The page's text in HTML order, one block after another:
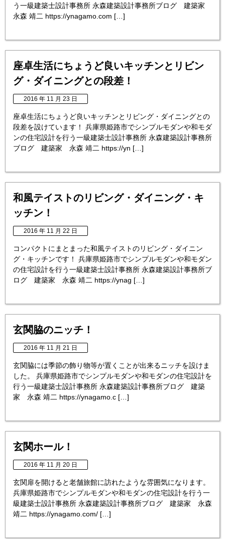
う一級建築士設計事務所 永森建築設計事務所ブログ 建築家
永森 靖二 https://ynagamo.com […]
座卓生活にちょうど良いキッチンとリビン
グ・ダイニングとの段差！
2016 年 11 月 23 日
座卓生活にちょうど良いキッチンとリビング・ダイニングとの
段差を設けています！ 兵庫県姫路市でシンプルモダンや和モダ
ンの住宅設計を行う一級建築士設計事務所 永森建築設計事務所
ブログ 建築家 永森 靖二 https://yn […]
和風テイストのリビング・ダイニング・キ
ッチン！
2016 年 11 月 22 日
コンパクトにまとまった和風テイストのリビング・ダイニン
グ・キッチンです！ 兵庫県姫路市でシンプルモダンや和モダン
の住宅設計を行う一級建築士設計事務所 永森建築設計事務所ブ
ログ 建築家 永森 靖二 https://ynag […]
玄関脇のニッチ！
2016 年 11 月 21 日
玄関脇には季節の飾り物等が置くことが出来るニッチを設けま
した。 兵庫県姫路市でシンプルモダンや和モダンの住宅設計を
行う一級建築士設計事務所 永森建築設計事務所ブログ 建築
家 永森 靖二 https://ynagamo.c […]
玄関ホール！
2016 年 11 月 20 日
玄関扉を開けると老舗旅館に訪れたような雰囲気になります。
兵庫県姫路市でシンプルモダンや和モダンの住宅設計を行う一
級建築士設計事務所 永森建築設計事務所ブログ 建築家 永森
靖二 https://ynagamo.com/ […]